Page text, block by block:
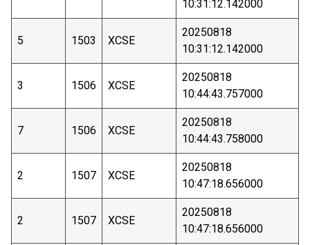
10:31:12.142000
5 1503 XCSE
20250818
10:31:12.142000
3 1506 XCSE
20250818
10:44:43.757000
7 1506 XCSE
20250818
10:44:43.758000
2 1507 XCSE
20250818
10:47:18.656000
2 1507 XCSE
20250818
10:47:18.656000